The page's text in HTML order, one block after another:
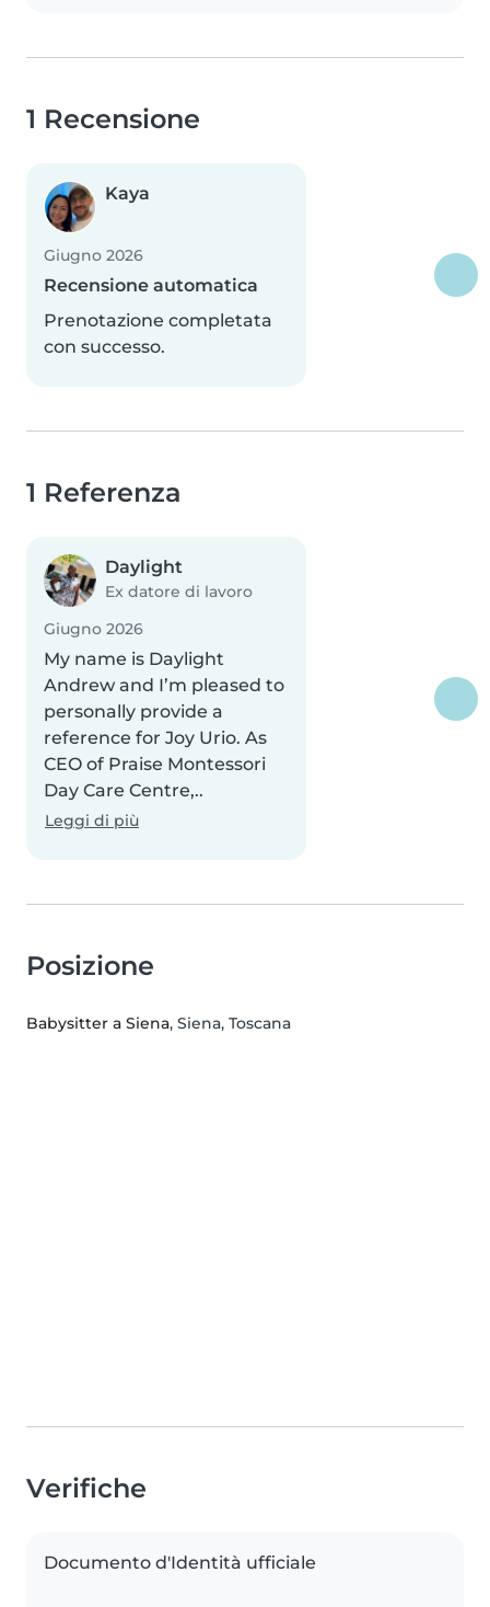
1 Recensione
Kaya
Giugno 2026
Recensione automatica
Prenotazione completata
con successo.
1 Referenza
Daylight
Ex datore di lavoro
Giugno 2026
My name is Daylight
Andrew and I’m pleased to
personally provide a
reference for Joy Urio. As
CEO of Praise Montessori
Day Care Centre,..
Leggi di più
Posizione
Babysitter a Siena, Siena, Toscana
Verifiche
Documento d'Identità ufficiale